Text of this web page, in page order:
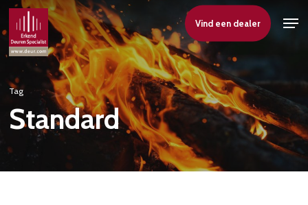
Skip
to
main
content
Vind een dealer
Tag
Standard